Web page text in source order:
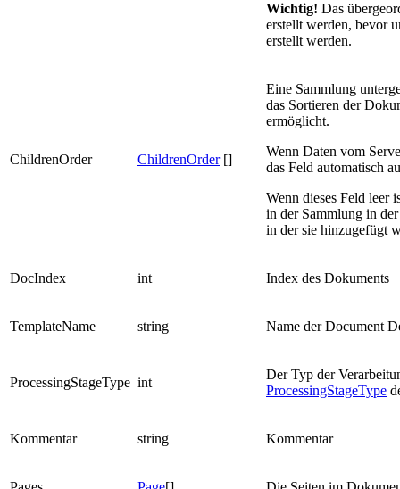
Wichtig! Das
erstellt werden, bevor
erstellt werden.
ChildrenOrder ChildrenOrder[]
Eine Sammlung
das Sortieren der
ermöglicht.
Wenn Daten vom
das Feld automatisch
Wenn dieses Feld leer
in der Sammlung in
in der sie hinzugefügt
DocIndex int Index des Dokuments
TemplateName string Name der Document
ProcessingStageType int
Der Typ der
ProcessingStageType
Kommentar string Kommentar